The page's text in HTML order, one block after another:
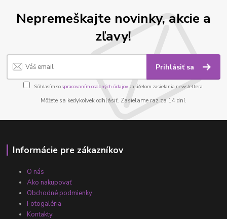
Nepremeškajte novinky, akcie a
zľavy!
Prihlásiť sa
Súhlasím sospracovaním osobných údajov za účelom zasielania newslettera.
Môžete sa kedykoľvek odhlásiť. Zasielame raz za 14 dní.
Informácie pre zákazníkov
O nás
Ako nakupovať
Obchodné podmienky
Fotogaléria
Kontakty